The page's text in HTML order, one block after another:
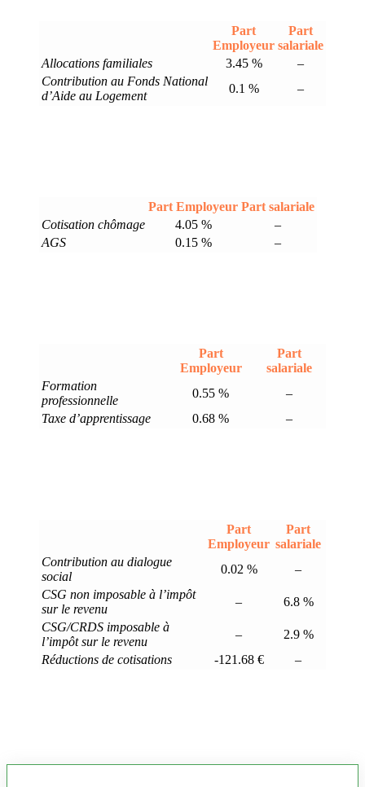
Part
Employeur
Part
salariale
Allocations familiales
3.45 %
–
Contribution au Fonds National
d’Aide au Logement
0.1 % –
Part Employeur Part salariale
Cotisation chômage
4.05 %
–
AGS
0.15 % –
Part
Employeur
Part
salariale
Formation
professionnelle
0.55 %
–
Taxe d’apprentissage
0.68 % –
Part
Employeur
Part
salariale
Contribution au dialogue
social
0.02 %
–
CSG non imposable à l’impôt
sur le revenu
–
6.8 %
CSG/CRDS imposable à
l’impôt sur le revenu
–
2.9 %
Réductions de cotisations
-121.68 € –